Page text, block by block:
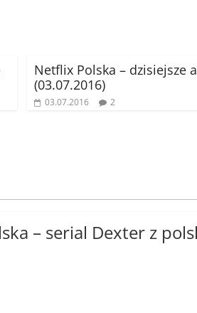
Netflix Polska – dzisiejsze
(03.07.2016)
03.07.2016 2
– serial Dexter z